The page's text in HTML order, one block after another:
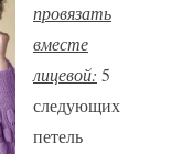
провязать
вместе
лицевой: 5
следующих
петель